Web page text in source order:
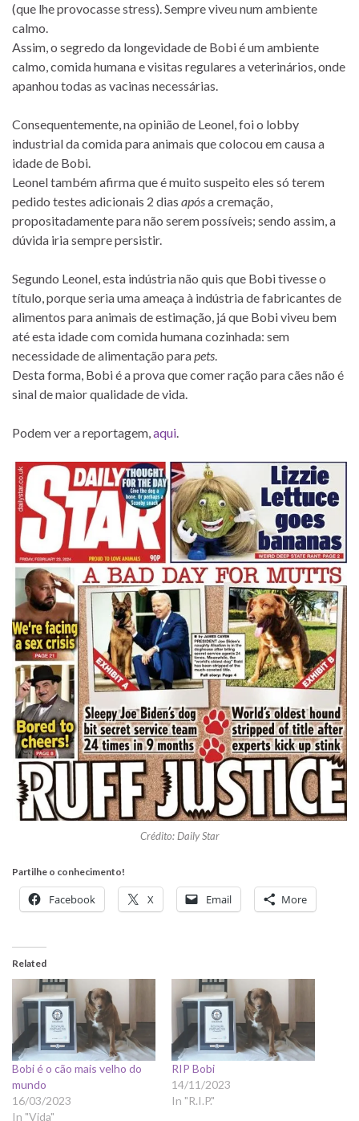
(que lhe provocasse stress). Sempre viveu num ambiente
calmo.
Assim, o segredo da longevidade de Bobi é um ambiente
calmo, comida humana e visitas regulares a veterinários, onde
apanhou todas as vacinas necessárias.
Consequentemente, na opinião de Leonel, foi o lobby
industrial da comida para animais que colocou em causa a
idade de Bobi.
Leonel também afirma que é muito suspeito eles só terem
pedido testes adicionais 2 dias apósa cremação,
propositadamente para não serem possíveis; sendo assim, a
dúvida iria sempre persistir.
Segundo Leonel, esta indústria não quis que Bobi tivesse o
título, porque seria uma ameaça à indústria de fabricantes de
alimentos para animais de estimação, já que Bobi viveu bem
até esta idade com comida humana cozinhada: sem
necessidade de alimentação para pets
Desta forma, Bobi é a prova que comer ração para cães não é
sinal de maior qualidade de vida.
Podem ver a reportagem, aqui
Crédito: Daily Star
Partilhe o conhecimento!
Facebook X Email More
Related
Bobi é o cão mais velho do
mundo
16/03/2023
In "Vida"
RIP Bobi
14/11/2023
In "R.I.P."